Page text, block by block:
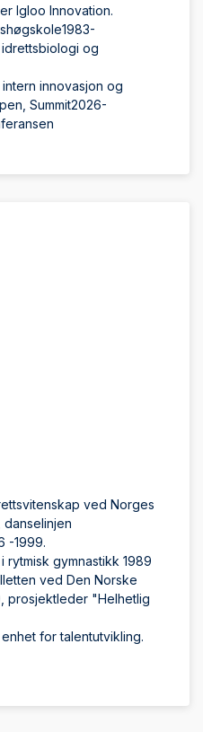
Igloo Innovation.
og
innovasjon og
Summit2026-
ved Norges
danselinjen
-1999.
rytmisk gymnastikk 1989
ved Den Norske
prosjektleder "Helhetlig
for talentutvikling.